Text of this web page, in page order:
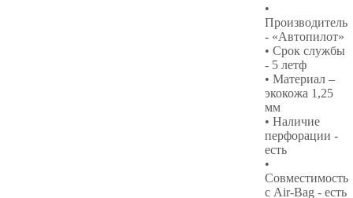
•
Производитель
- «Автопилот»
• Срок службы
- 5 летф
• Материал –
экокожа 1,25
мм
• Наличие
перфорации -
есть
•
Совместимость
с Air-Bag - есть